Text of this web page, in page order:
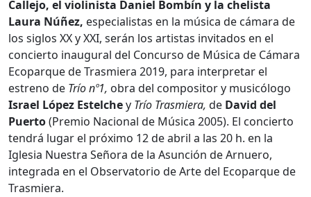
Callejo, el violinista Daniel Bombín y la chelista
Laura Núñez, especialistas en la música de cámara de
los siglos XX y XXI, serán los artistas invitados en el
concierto inaugural del Concurso de Música de Cámara
Ecoparque de Trasmiera 2019, para interpretar el
estreno de Trío nº1, obra del compositor y musicólogo
Israel López Estelchey Trío Trasmiera, de David del
Puerto(Premio Nacional de Música 2005). El concierto
tendrá lugar el próximo 12 de abril a las 20 h. en la
Iglesia Nuestra Señora de la Asunción de Arnuero,
integrada en el Observatorio de Arte del Ecoparque de
Trasmiera.